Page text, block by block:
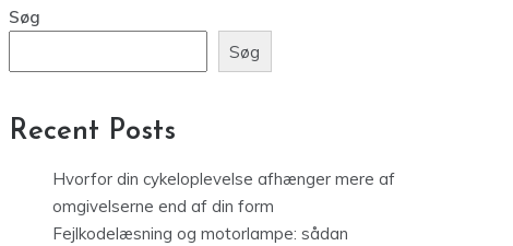
Søg
Søg
Recent Posts
Hvorfor din cykeloplevelse afhænger mere af
omgivelserne end af din form
Fejlkodelæsning og motorlampe: sådan